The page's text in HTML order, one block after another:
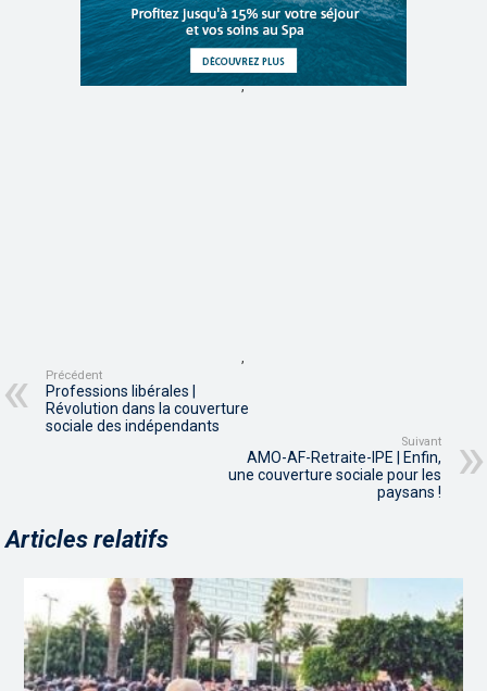
,
,
Précédent
Professions libérales |
Révolution dans la couverture
sociale des indépendants
Suivant
AMO-AF-Retraite-IPE | Enfin,
une couverture sociale pour les
paysans !
Articles relatifs